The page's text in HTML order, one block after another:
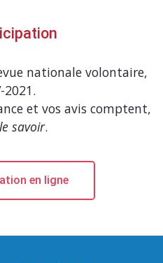
nationale volontaire,
2021.
et vos avis comptent,
savoir.
en ligne